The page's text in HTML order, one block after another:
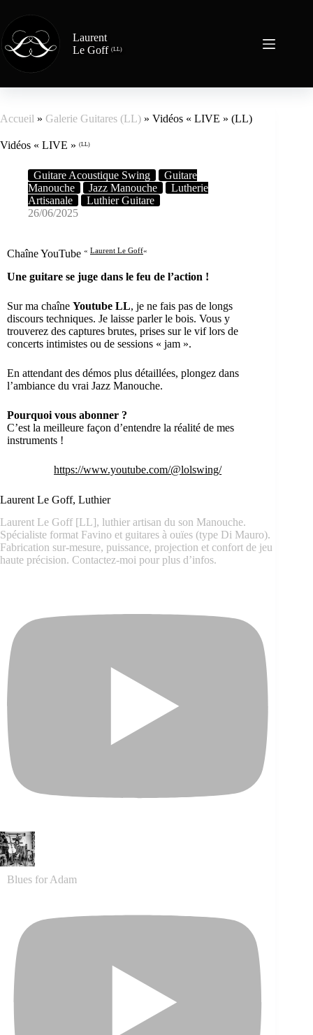
Laurent
Le Goff (LL)
Accueil » Galerie Guitares (LL) » Vidéos « LIVE » (LL)
Vidéos « LIVE » (LL)
Guitare Acoustique Swing
Guitare
Manouche
Jazz Manouche
Lutherie
Artisanale
Luthier Guitare
26/06/2025
Chaîne YouTube « Laurent Le Goff«
Une guitare se juge dans le feu de l’action !
Sur ma chaîne Youtube LL, je ne fais pas de longs
discours techniques. Je laisse parler le bois. Vous y
trouverez des captures brutes, prises sur le vif lors de
concerts intimistes ou de sessions « jam ».
En attendant des démos plus détaillées, plongez dans
l’ambiance du vrai Jazz Manouche.
Pourquoi vous abonner ?
C’est la meilleure façon d’entendre la réalité de mes
instruments !
https://www.youtube.com/@lolswing/
Laurent Le Goff, Luthier
Laurent Le Goff [LL], luthier artisan du son Manouche.
Spécialiste format Favino et guitares à ouïes (type Di Mauro).
Fabrication sur-mesure, puissance, projection et confort de jeu
haute précision. Contactez-moi pour plus d’infos.
Blues for Adam